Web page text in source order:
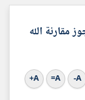
مقارنة الله
A-
A=
A+